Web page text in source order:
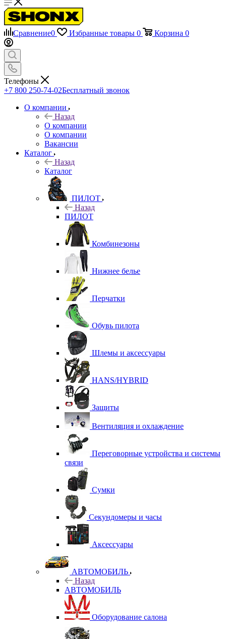
Сравнение0 Избранные товары 0 Корзина 0
Телефоны
+7 800 250-74-02Бесплатный звонок
О компании
Назад
О компании
О компании
Вакансии
Каталог
Назад
Каталог
ПИЛОТ
Назад
ПИЛОТ
Комбинезоны
Нижнее белье
Перчатки
Обувь пилота
Шлемы и аксессуары
HANS/HYBRID
Защиты
Вентиляция и охлаждение
Переговорные устройства и системы
связи
Сумки
Секундомеры и часы
Аксессуары
АВТОМОБИЛЬ
Назад
АВТОМОБИЛЬ
Оборудование салона